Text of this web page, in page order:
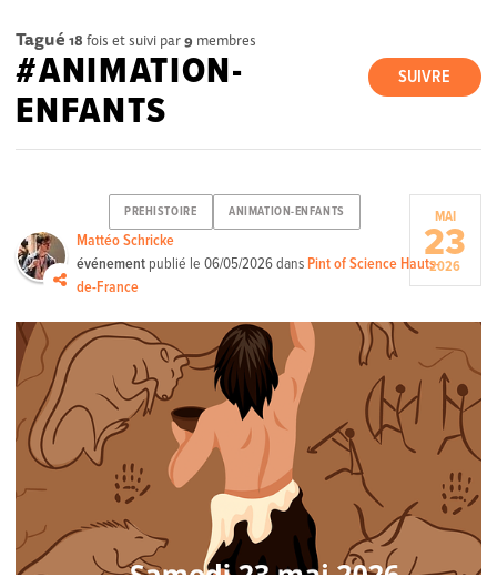
Tagué 18 fois et suivi par9 membres
SUIVRE
#ANIMATION-
ENFANTS
PREHISTOIRE ANIMATION-ENFANTS
Mattéo Schricke
événement publié le06/05/2026dans Pint of Science Hauts-
de-France
MAI
23
2026